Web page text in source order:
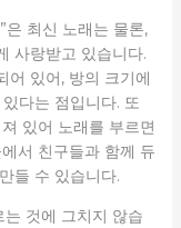
은 최신 노래는 물론,
사랑받고 있습니다.
어 있어, 방의 크기에
다는 점입니다. 또
있어 노래를 부르면
서 친구들과 함께 듀
들 수 있습니다.
것에 그치지 않습